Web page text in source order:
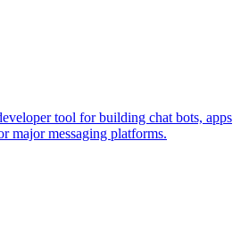
tool for building chat bots, apps
major messaging platforms.